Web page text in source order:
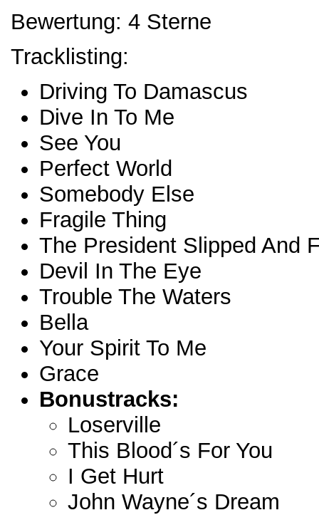
Bewertung: 4 Sterne
Tracklisting:
Driving To Damascus
Dive In To Me
See You
Perfect World
Somebody Else
Fragile Thing
The President Slipped And
Devil In The Eye
Trouble The Waters
Bella
Your Spirit To Me
Grace
Bonustracks:
Loserville
This Blood´s For You
I Get Hurt
John Wayne´s Dream